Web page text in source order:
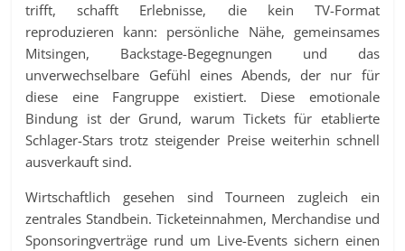
trifft, schafft Erlebnisse, die kein TV-Format
reproduzieren kann: persönliche Nähe, gemeinsames
Mitsingen, Backstage-Begegnungen und das
unverwechselbare Gefühl eines Abends, der nur für
diese eine Fangruppe existiert. Diese emotionale
Bindung ist der Grund, warum Tickets für etablierte
Schlager-Stars trotz steigender Preise weiterhin schnell
ausverkauft sind.
Wirtschaftlich gesehen sind Tourneen zugleich ein
zentrales Standbein. Ticketeinnahmen, Merchandise und
Sponsoringverträge rund um Live-Events sichern einen